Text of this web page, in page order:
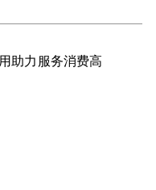
助力服务消费高